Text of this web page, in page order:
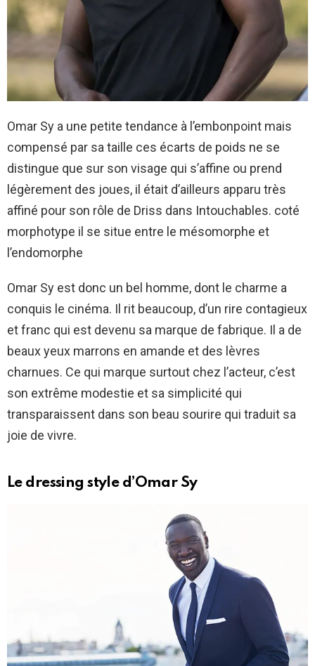
Omar Sy a une petite tendance à l’embonpoint mais
compensé par sa taille ces écarts de poids ne se
distingue que sur son visage qui s’affine ou prend
légèrement des joues, il était d’ailleurs apparu très
affiné pour son rôle de Driss dans Intouchables. coté
morphotype il se situe entre le mésomorphe et
l’endomorphe
Omar Sy est donc un bel homme, dont le charme a
conquis le cinéma. Il rit beaucoup, d’un rire contagieux
et franc qui est devenu sa marque de fabrique. Il a de
beaux yeux marrons en amande et des lèvres
charnues. Ce qui marque surtout chez l’acteur, c’est
son extrême modestie et sa simplicité qui
transparaissent dans son beau sourire qui traduit sa
joie de vivre.
Le dressing style d’Omar Sy